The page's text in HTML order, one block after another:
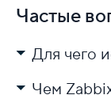
Частые
Для чего
Чем